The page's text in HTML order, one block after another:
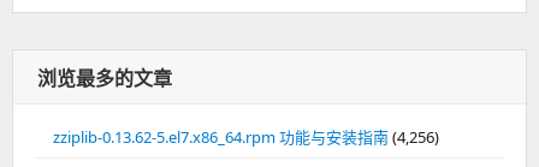
浏览最多的文章
zziplib-0.13.62-5.el7.x86_64.rpm 功能与安装指南(4,256)